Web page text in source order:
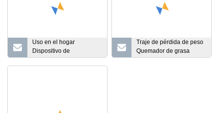
Uso en el hogar
Dispositivo de
entrenamiento EMS Uso
Traje de pérdida de peso
Quemador de grasa
vibratorio para uso